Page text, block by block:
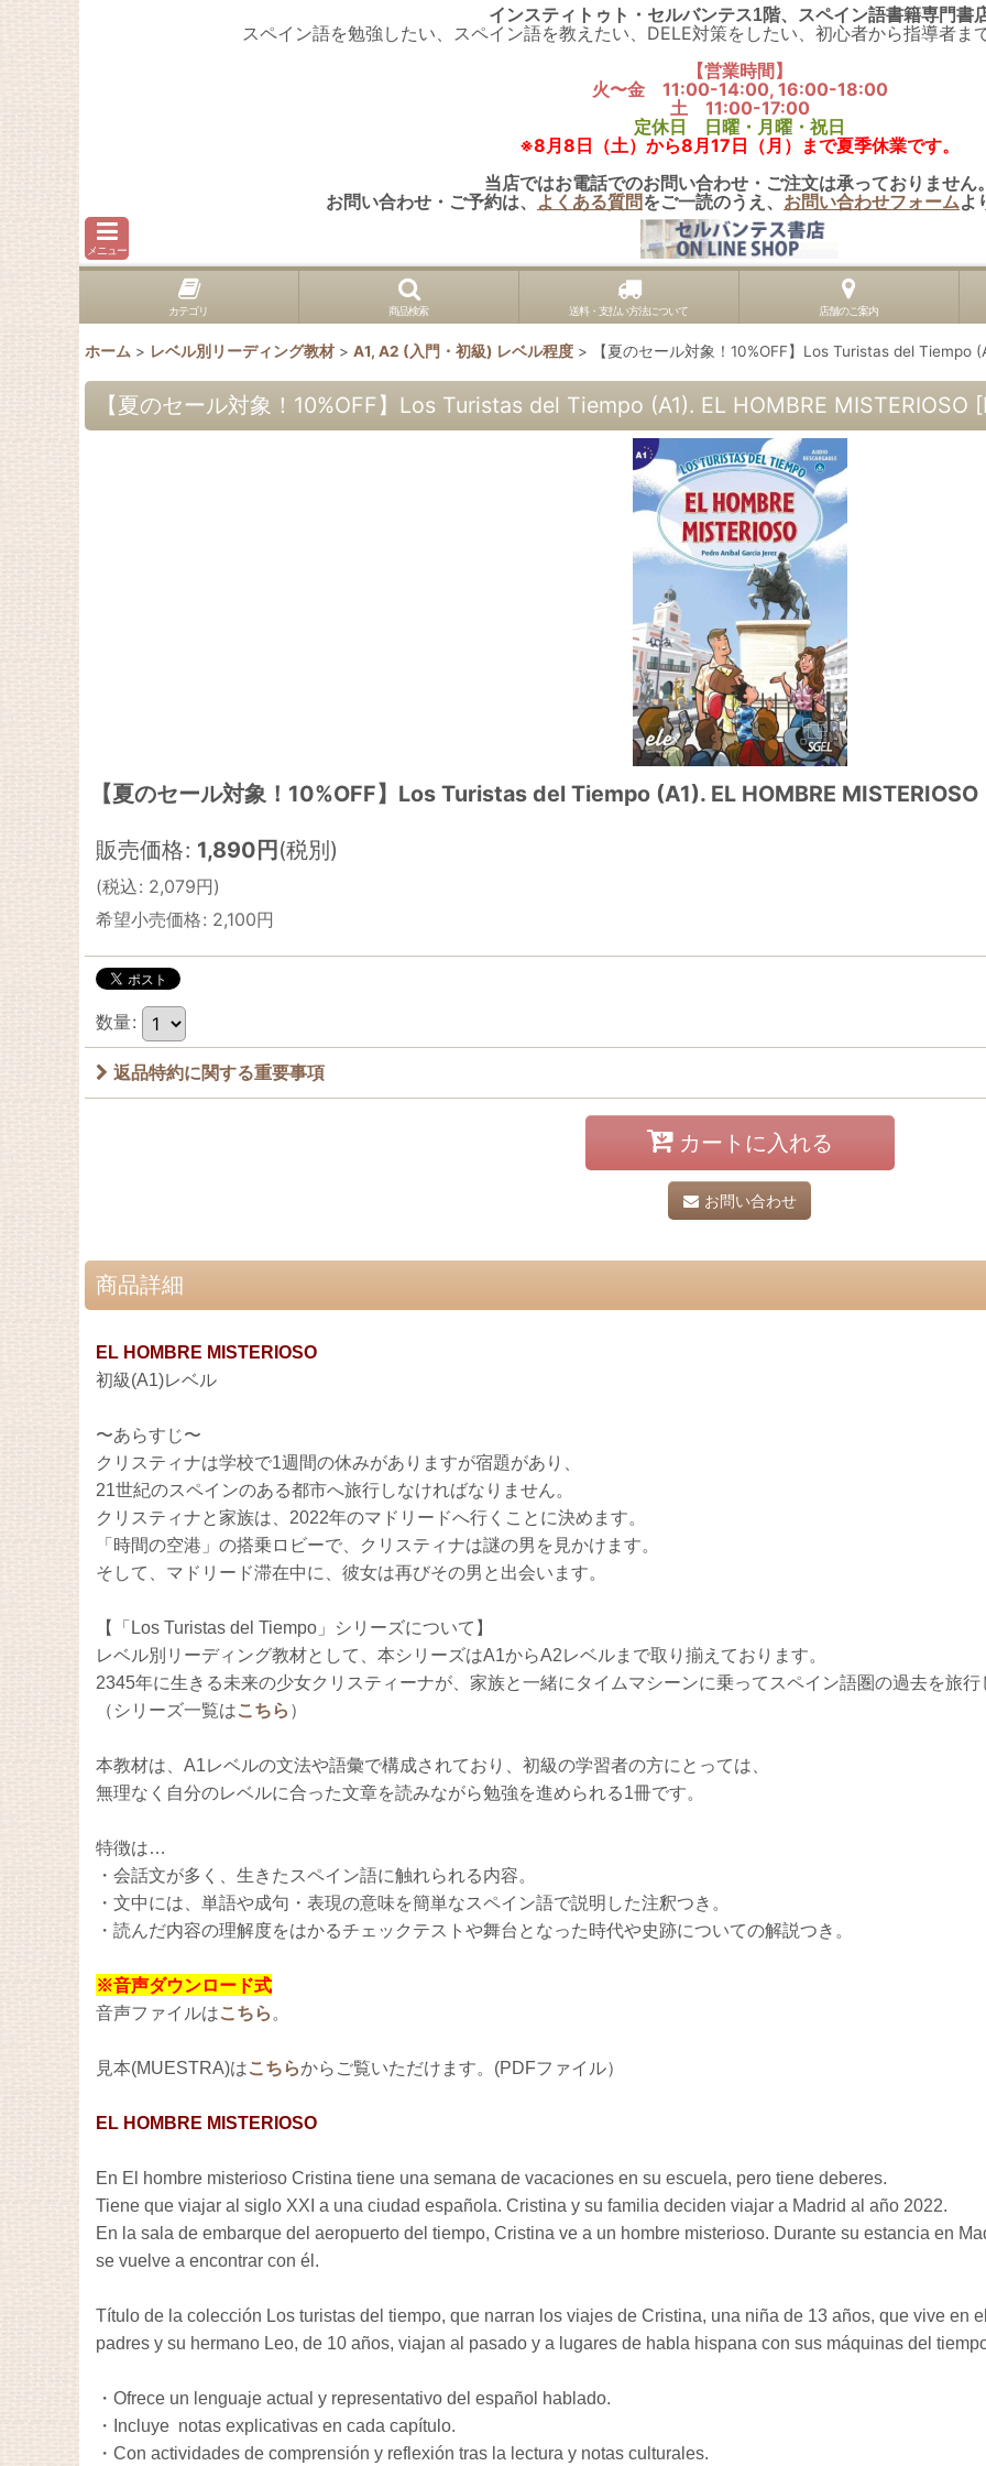
インスティトゥト・セルバンテス1階、スペイン語書籍専門書
スペイン語を勉強したい、スペイン語を教えたい、DELE対策をしたい、初心者から指導者ま
【営業時間】
火〜金 11:00-14:00, 16:00-18:00
土 11:00-17:00
定休日 日曜・月曜・祝日
※8月8日（土）から8月17日（月）まで夏季休業です。
当店ではお電話でのお問い合わせ・ご注文は承っておりません
お問い合わせ・ご予約は、 よくある質問をご一読のうえ、 お問い合わせフォームよ
メニュー
カテゴリ 商品検索 送料・支払い方法について 店舗のご案内
ホーム > レベル別リーディング教材 > A1, A2 (入門・初級) レベル程度 > 【夏のセール対象！10%OFF】Los Turistas del Tiempo
【夏のセール対象！10%OFF】Los Turistas del Tiempo (A1). EL HOMBRE MISTERIOSO [
【夏のセール対象！10%OFF】Los Turistas del Tiempo (A1). EL HOMBRE MISTERIOSO
販売価格: 1,890 円 (税別)
(税込: 2,079円)
希望小売価格: 2,100円
数量:
返品特約に関する重要事項
カートに入れる
お問い合わせ
商品詳細
EL HOMBRE MISTERIOSO
初級(A1)レベル
〜あらすじ〜
クリスティナは学校で1週間の休みがありますが宿題があり、
21世紀のスペインのある都市へ旅行しなければなりません。
クリスティナと家族は、2022年のマドリードへ行くことに決めます。
「時間の空港」の搭乗ロビーで、クリスティナは謎の男を見かけます。
そして、マドリード滞在中に、彼女は再びその男と出会います。
【「Los Turistas del Tiempo」シリーズについて】
レベル別リーディング教材として、本シリーズはA1からA2レベルまで取り揃えております。
2345年に生きる未来の少女クリスティーナが、家族と一緒にタイムマシーンに乗ってスペイン語圏の過去を旅行
（シリーズ一覧はこちら ）
本教材は、A1レベルの文法や語彙で構成されており、初級の学習者の方にとっては、
無理なく自分のレベルに合った文章を読みながら勉強を進められる1冊です。
特徴は…
・会話文が多く、生きたスペイン語に触れられる内容。
・文中には、単語や成句・表現の意味を簡単なスペイン語で説明した注釈つき。
・読んだ内容の理解度をはかるチェックテストや舞台となった時代や史跡についての解説つき。
※音声ダウンロード式
音声ファイルはこちら 。
見本(MUESTRA)はこちらからご覧いただけます。(PDFファイル）
EL HOMBRE MISTERIOSO
En El hombre misterioso Cristina tiene una semana de vacaciones en su escuela, pero tiene deberes.
Tiene que viajar al siglo XXI a una ciudad española. Cristina y su familia deciden viajar a Madrid al año 2022.
En la sala de embarque del aeropuerto del tiempo, Cristina ve a un hombre misterioso. Durante su estancia en
se vuelve a encontrar con él.
Título de la colección Los turistas del tiempo, que narran los viajes de Cristina, una niña de 13 años, que vive en
padres y su hermano Leo, de 10 años, viajan al pasado y a lugares de habla hispana con sus máquinas del
・Ofrece un lenguaje actual y representativo del español hablado.
・Incluye notas explicativas en cada capítulo.
・Con actividades de comprensión y reflexión tras la lectura y notas culturales.